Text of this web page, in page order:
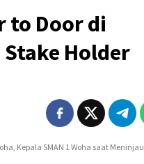
to Door di
Holder
Kepala SMAN 1 Woha saat Meninjau